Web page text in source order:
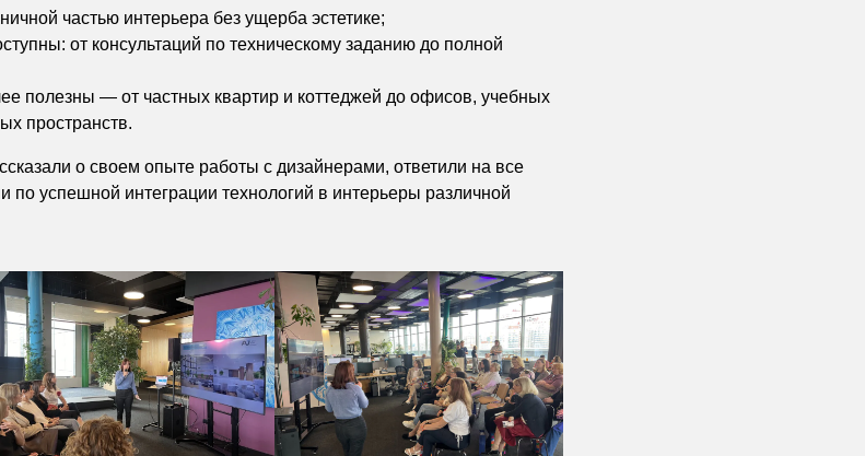
частью интерьера без ущерба эстетике;
от консультаций по техническому заданию до полной
полезны — от частных квартир и коттеджей до офисов, учебных
пространств.
о своем опыте работы с дизайнерами, ответили на все
по успешной интеграции технологий в интерьеры различной